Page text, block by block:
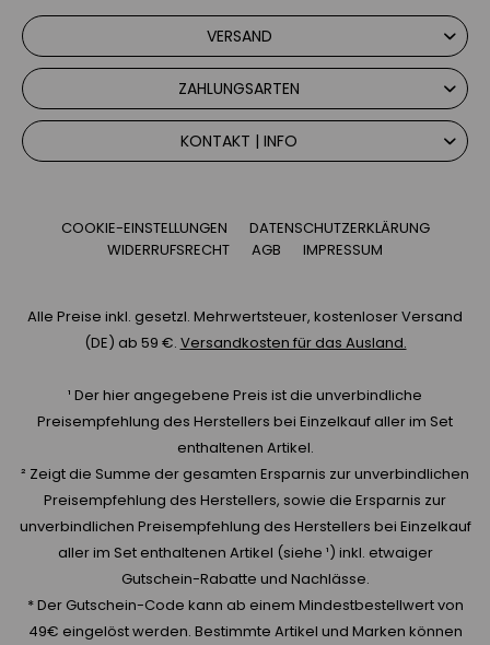
VERSAND
ZAHLUNGSARTEN
KONTAKT | INFO
COOKIE-EINSTELLUNGEN
DATENSCHUTZERKLÄRUNG
WIDERRUFSRECHT
AGB IMPRESSUM
Alle Preise inkl. gesetzl. Mehrwertsteuer, kostenloser Versand
(DE) ab 59 €. Versandkosten für das Ausland.
¹ Der hier angegebene Preis ist die unverbindliche
Preisempfehlung des Herstellers bei Einzelkauf aller im Set
enthaltenen Artikel.
² Zeigt die Summe der gesamten Ersparnis zur unverbindlichen
Preisempfehlung des Herstellers, sowie die Ersparnis zur
unverbindlichen Preisempfehlung des Herstellers bei Einzelkauf
aller im Set enthaltenen Artikel (siehe ¹) inkl. etwaiger
Gutschein-Rabatte und Nachlässe.
* Der Gutschein-Code kann ab einem Mindestbestellwert von
49€ eingelöst werden. Bestimmte Artikel und Marken können